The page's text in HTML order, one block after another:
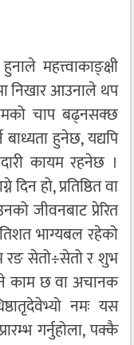
महत्त्वाकाङ्क्षी
निखार आउनाले थप
चाप बढ्नसक्छ
हुनेछ, यद्यपि
कायम रहनेछ ।
दिन हो, प्रतिष्ठित वा
जीवनबाट प्रेरित
भाग्यबल रहेको
सेतो÷सेतो र शुभ
काम छ वा अचानक
नमः यस
गर्नुहोला, पक्कै